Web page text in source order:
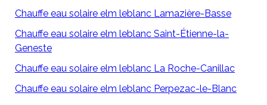
Chauffe eau solaire elm leblanc Lamazière-Basse
Chauffe eau solaire elm leblanc Saint-Étienne-la-
Geneste
Chauffe eau solaire elm leblanc La Roche-Canillac
Chauffe eau solaire elm leblanc Perpezac-le-Blanc